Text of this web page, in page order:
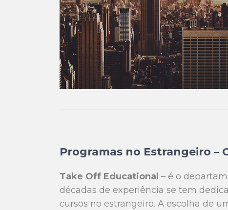
Programas no Estrangeiro –
Take Off Educational – é o
décadas de experiência se tem
cursos no estrangeiro. A escolha de